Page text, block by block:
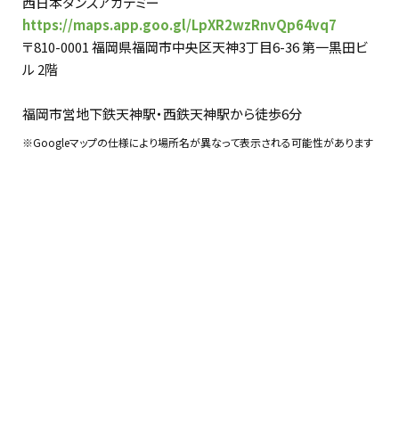
https://maps.app.goo.gl/LpXR2wzRnvQp64vq7
〒810-0001 福岡県福岡市中央区天神3丁目6-36 第一黒田ビ
ル 2階
福岡市営地下鉄天神駅・西鉄天神駅から徒歩6分
※Googleマップの仕様により場所名が異なって表示される可能性があります